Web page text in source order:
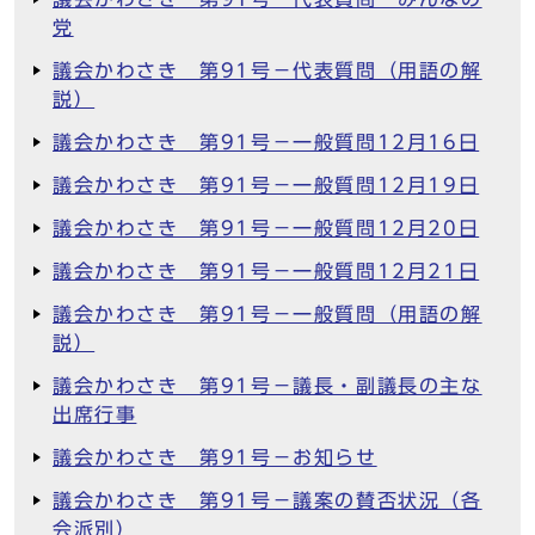
党
議会かわさき 第91号－代表質問（用語の解
説）
議会かわさき 第91号－一般質問12月16日
議会かわさき 第91号－一般質問12月19日
議会かわさき 第91号－一般質問12月20日
議会かわさき 第91号－一般質問12月21日
議会かわさき 第91号－一般質問（用語の解
説）
議会かわさき 第91号－議長・副議長の主な
出席行事
議会かわさき 第91号－お知らせ
議会かわさき 第91号－議案の賛否状況（各
会派別）